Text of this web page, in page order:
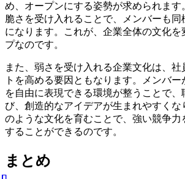
め、オープンにする姿勢が求められます
脆さを受け入れることで、メンバーも同
になります。これが、企業全体の文化を
プなのです。
また、弱さを受け入れる企業文化は、
トを高める要因ともなります。メンバ
を自由に表現できる環境が整うことで、
び、創造的なアイデアが生まれやすくな
のような文化を育むことで、強い競争力
することができるのです。
まとめ